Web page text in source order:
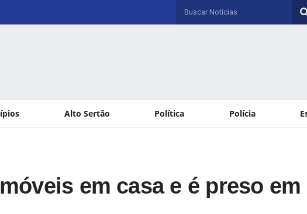
Alto Sertão Política Polícia
em casa e é preso em